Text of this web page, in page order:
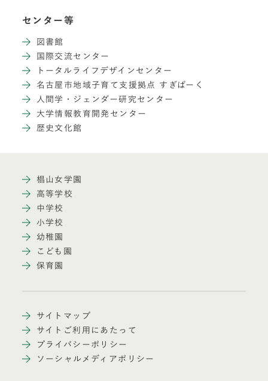
センター等
図書館
国際交流センター
トータルライフデザインセンター
名古屋市地域子育て支援拠点 すぎぱーく
人間学・ジェンダー研究センター
大学情報教育開発センター
歴史文化館
椙山女学園
高等学校
中学校
小学校
幼稚園
こども園
保育園
サイトマップ
サイトご利用にあたって
プライバシーポリシー
ソーシャルメディアポリシー